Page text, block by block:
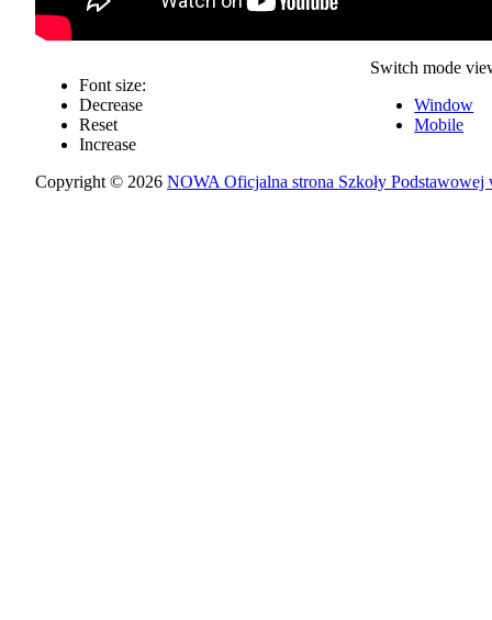
Font size:
Decrease
Reset
Increase
Switch mode
Window
Mobile
Copyright © 2026NOWA Oficjalna strona Szkoły